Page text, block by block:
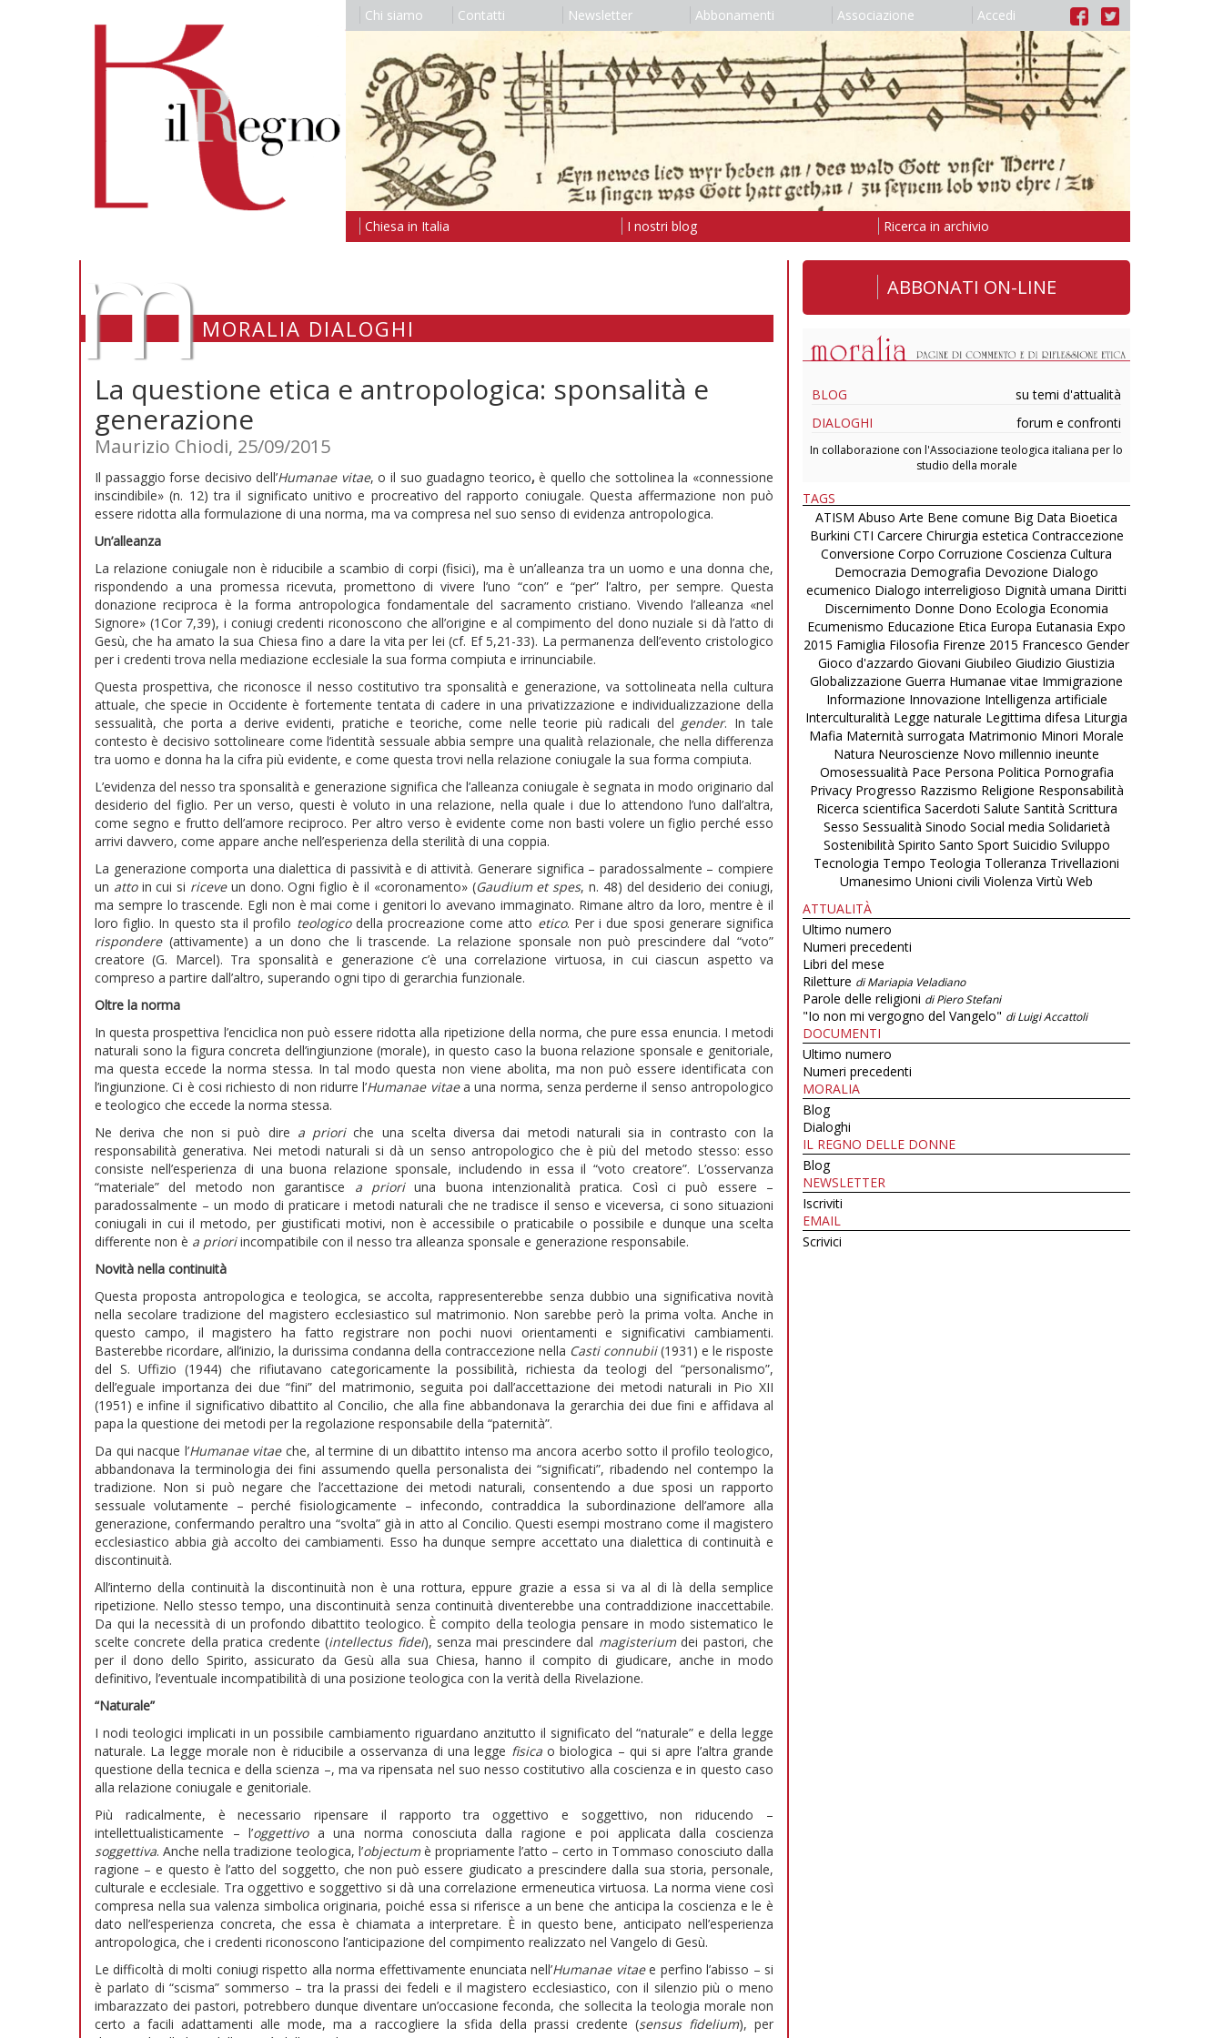
Chi siamo Contatti Newsletter Abbonamenti Associazione Accedi
Chiesa in Italia I nostri blog Ricerca in archivio
mMORALIA DIALOGHI
La questione etica e antropologica: sponsalità e
generazione
Maurizio Chiodi, 25/09/2015
Il passaggio forse decisivo dell’Humanae vitae, o il suo guadagno teorico,è quello che sottolinea la «connessione
inscindibile» (n. 12) tra il significato unitivo e procreativo del rapporto coniugale. Questa affermazione non può
essere ridotta alla formulazione di una norma, ma va compresa nel suo senso di evidenza antropologica.
Un’alleanza
La relazione coniugale non è riducibile a scambio di corpi (fisici), ma è un’alleanza tra un uomo e una donna che,
rispondendo a una promessa ricevuta, promettono di vivere l’uno “con” e “per” l’altro, per sempre. Questa
donazione reciproca è la forma antropologica fondamentale del sacramento cristiano. Vivendo l’alleanza «nel
Signore» (1Cor 7,39), i coniugi credenti riconoscono che all’origine e al compimento del dono nuziale si dà l’atto di
Gesù, che ha amato la sua Chiesa fino a dare la vita per lei (cf. Ef 5,21-33). La permanenza dell’evento cristologico
per i credenti trova nella mediazione ecclesiale la sua forma compiuta e irrinunciabile.
Questa prospettiva, che riconosce il nesso costitutivo tra sponsalità e generazione, va sottolineata nella cultura
attuale, che specie in Occidente è fortemente tentata di cadere in una privatizzazione e individualizzazione della
sessualità, che porta a derive evidenti, pratiche e teoriche, come nelle teorie più radicali del gender. In tale
contesto è decisivo sottolineare come l’identità sessuale abbia sempre una qualità relazionale, che nella differenza
tra uomo e donna ha la cifra più evidente, e come questa trovi nella relazione coniugale la sua forma compiuta.
L’evidenza del nesso tra sponsalità e generazione significa che l’alleanza coniugale è segnata in modo originario dal
desiderio del figlio. Per un verso, questi è voluto in una relazione, nella quale i due lo attendono l’uno dall’altra,
come segno e frutto dell’amore reciproco. Per altro verso è evidente come non basti volere un figlio perché esso
arrivi davvero, come appare anche nell’esperienza della sterilità di una coppia.
La generazione comporta una dialettica di passività e di attività. Generare significa – paradossalmente – compiere
un attoin cui si riceveun dono. Ogni figlio è il «coronamento» (Gaudium et spes, n. 48) del desiderio dei coniugi,
ma sempre lo trascende. Egli non è mai come i genitori lo avevano immaginato. Rimane altro da loro, mentre è il
loro figlio. In questo sta il profilo teologicodella procreazione come atto etico. Per i due sposi generare significa
rispondere(attivamente) a un dono che li trascende. La relazione sponsale non può prescindere dal “voto”
creatore (G. Marcel). Tra sponsalità e generazione c’è una correlazione virtuosa, in cui ciascun aspetto va
compreso a partire dall’altro, superando ogni tipo di gerarchia funzionale.
Oltre la norma
In questa prospettiva l’enciclica non può essere ridotta alla ripetizione della norma, che pure essa enuncia. I metodi
naturali sono la figura concreta dell’ingiunzione (morale), in questo caso la buona relazione sponsale e genitoriale,
ma questa eccede la norma stessa. In tal modo questa non viene abolita, ma non può essere identificata con
l’ingiunzione. Ci è cosi richiesto di non ridurre l’Humanae vitaea una norma, senza perderne il senso antropologico
e teologico che eccede la norma stessa.
Ne deriva che non si può dire a prioriche una scelta diversa dai metodi naturali sia in contrasto con la
responsabilità generativa. Nei metodi naturali si dà un senso antropologico che è più del metodo stesso: esso
consiste nell’esperienza di una buona relazione sponsale, includendo in essa il “voto creatore”. L’osservanza
“materiale” del metodo non garantisce a prioriuna buona intenzionalità pratica. Così ci può essere –
paradossalmente – un modo di praticare i metodi naturali che ne tradisce il senso e viceversa, ci sono situazioni
coniugali in cui il metodo, per giustificati motivi, non è accessibile o praticabile o possibile e dunque una scelta
differente non è a prioriincompatibile con il nesso tra alleanza sponsale e generazione responsabile.
Novità nella continuità
Questa proposta antropologica e teologica, se accolta, rappresenterebbe senza dubbio una significativa novità
nella secolare tradizione del magistero ecclesiastico sul matrimonio. Non sarebbe però la prima volta. Anche in
questo campo, il magistero ha fatto registrare non pochi nuovi orientamenti e significativi cambiamenti.
Basterebbe ricordare, all’inizio, la durissima condanna della contraccezione nella Casti connubii(1931) e le risposte
del S. Uffizio (1944) che rifiutavano categoricamente la possibilità, richiesta da teologi del “personalismo”,
dell’eguale importanza dei due “fini” del matrimonio, seguita poi dall’accettazione dei metodi naturali in Pio XII
(1951) e infine il significativo dibattito al Concilio, che alla fine abbandonava la gerarchia dei due fini e affidava al
papa la questione dei metodi per la regolazione responsabile della “paternità”.
Da qui nacque l’Humanae vitaeche, al termine di un dibattito intenso ma ancora acerbo sotto il profilo teologico,
abbandonava la terminologia dei fini assumendo quella personalista dei “significati”, ribadendo nel contempo la
tradizione. Non si può negare che l’accettazione dei metodi naturali, consentendo a due sposi un rapporto
sessuale volutamente – perché fisiologicamente – infecondo, contraddica la subordinazione dell’amore alla
generazione, confermando peraltro una “svolta” già in atto al Concilio. Questi esempi mostrano come il magistero
ecclesiastico abbia già accolto dei cambiamenti. Esso ha dunque sempre accettato una dialettica di continuità e
discontinuità.
All’interno della continuità la discontinuità non è una rottura, eppure grazie a essa si va al di là della semplice
ripetizione. Nello stesso tempo, una discontinuità senza continuità diventerebbe una contraddizione inaccettabile.
Da qui la necessità di un profondo dibattito teologico. È compito della teologia pensare in modo sistematico le
scelte concrete della pratica credente (intellectus fidei), senza mai prescindere dal magisteriumdei pastori, che
per il dono dello Spirito, assicurato da Gesù alla sua Chiesa, hanno il compito di giudicare, anche in modo
definitivo, l’eventuale incompatibilità di una posizione teologica con la verità della Rivelazione.
“Naturale”
I nodi teologici implicati in un possibile cambiamento riguardano anzitutto il significato del “naturale” e della legge
naturale. La legge morale non è riducibile a osservanza di una legge fisicao biologica – qui si apre l’altra grande
questione della tecnica e della scienza –, ma va ripensata nel suo nesso costitutivo alla coscienza e in questo caso
alla relazione coniugale e genitoriale.
Più radicalmente, è necessario ripensare il rapporto tra oggettivo e soggettivo, non riducendo –
intellettualisticamente – l’oggettivoa una norma conosciuta dalla ragione e poi applicata dalla coscienza
soggettiva. Anche nella tradizione teologica, l’objectumè propriamente l’atto – certo in Tommaso conosciuto dalla
ragione – e questo è l’atto del soggetto, che non può essere giudicato a prescindere dalla sua storia, personale,
culturale e ecclesiale. Tra oggettivo e soggettivo si dà una correlazione ermeneutica virtuosa. La norma viene così
compresa nella sua valenza simbolica originaria, poiché essa si riferisce a un bene che anticipa la coscienza e le è
dato nell’esperienza concreta, che essa è chiamata a interpretare. È in questo bene, anticipato nell’esperienza
antropologica, che i credenti riconoscono l’anticipazione del compimento realizzato nel Vangelo di Gesù.
Le difficoltà di molti coniugi rispetto alla norma effettivamente enunciata nell’Humanae vitaee perfino l’abisso – si
è parlato di “scisma” sommerso – tra la prassi dei fedeli e il magistero ecclesiastico, con il silenzio più o meno
imbarazzato dei pastori, potrebbero dunque diventare un’occasione feconda, che sollecita la teologia morale non
certo a facili adattamenti alle mode, ma a raccogliere la sfida della prassi credente (sensus fidelium), per
ABBONATI ON-LINE
BLOG
su temi d'attualità
DIALOGHI
forum e confronti
In collaborazione con l'Associazione teologica italiana per lo
studio della morale
TAGS
ATISM Abuso Arte Bene comune Big Data Bioetica
Burkini CTI Carcere Chirurgia estetica Contraccezione
Conversione Corpo Corruzione Coscienza Cultura
Democrazia Demografia Devozione Dialogo
ecumenico Dialogo interreligioso Dignità umana Diritti
Discernimento Donne Dono Ecologia Economia
Ecumenismo Educazione Etica Europa Eutanasia Expo
2015 Famiglia Filosofia Firenze 2015 Francesco Gender
Gioco d'azzardo Giovani Giubileo Giudizio Giustizia
Globalizzazione Guerra Humanae vitae Immigrazione
Informazione Innovazione Intelligenza artificiale
Interculturalità Legge naturale Legittima difesa Liturgia
Mafia Maternità surrogata Matrimonio Minori Morale
Natura Neuroscienze Novo millennio ineunte
Omosessualità Pace Persona Politica Pornografia
Privacy Progresso Razzismo Religione Responsabilità
Ricerca scientifica Sacerdoti Salute Santità Scrittura
Sesso Sessualità Sinodo Social media Solidarietà
Sostenibilità Spirito Santo Sport Suicidio Sviluppo
Tecnologia Tempo Teologia Tolleranza Trivellazioni
Umanesimo Unioni civili Violenza Virtù Web
ATTUALITÀ
Ultimo numero
Numeri precedenti
Libri del mese
Riletture di Mariapia Veladiano
Parole delle religioni di Piero Stefani
"Io non mi vergogno del Vangelo" di Luigi Accattoli
DOCUMENTI
Ultimo numero
Numeri precedenti
MORALIA
Blog
Dialoghi
IL REGNO DELLE DONNE
Blog
NEWSLETTER
Iscriviti
EMAIL
Scrivici